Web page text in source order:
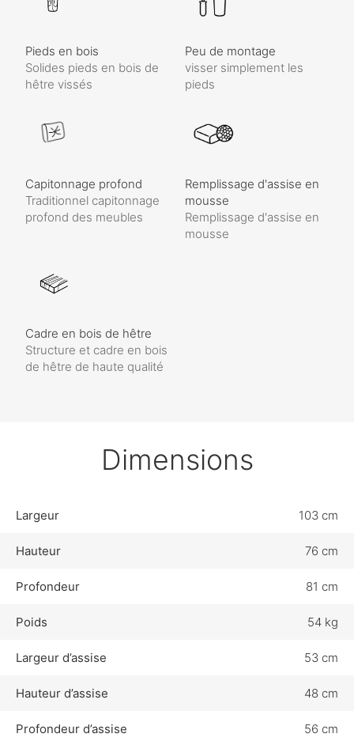
Pieds en bois
Solides pieds en bois de
hêtre vissés
Peu de montage
visser simplement les
pieds
Capitonnage profond
Traditionnel capitonnage
profond des meubles
Remplissage d'assise en
mousse
Remplissage d'assise en
mousse
Cadre en bois de hêtre
Structure et cadre en bois
de hêtre de haute qualité
Dimensions
Largeur 103 cm
Hauteur 76 cm
Profondeur 81 cm
Poids 54 kg
Largeur d’assise 53 cm
Hauteur d’assise 48 cm
Profondeur d’assise 56 cm